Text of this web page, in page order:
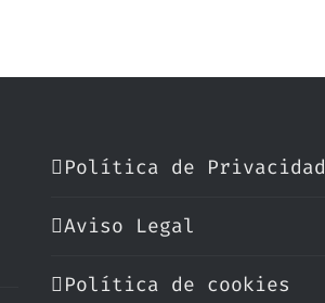
Política de Privacidad
Aviso Legal
Política de cookies